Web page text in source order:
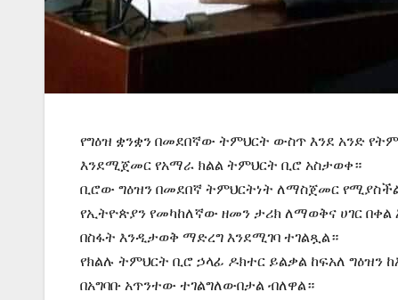
የግዕዝ ቋንቋን በመደበኛው ትምህርት ውስጥ እንደ አንድ
እንደሚጀመር የአማራ ክልል ትምህርት ቢሮ አስታወቀ።
ቢሮው ግዕዝን በመደበኛ ትምህርትነት ለማስጀመር
የኢትዮጵያን የመካከለኛው ዘመን ታሪክ ለማወቅና ሀገር
በስፋት እንዲታወቅ ማድረግ እንደሚገባ ተገልጿል።
የክልሉ ትምህርት ቢሮ ኃላፊ ዶክተር ይልቃል ከፍአለ ግዕዝን
በአግባቡ አጥንተው ተገልግለውበታል ብለዋል።